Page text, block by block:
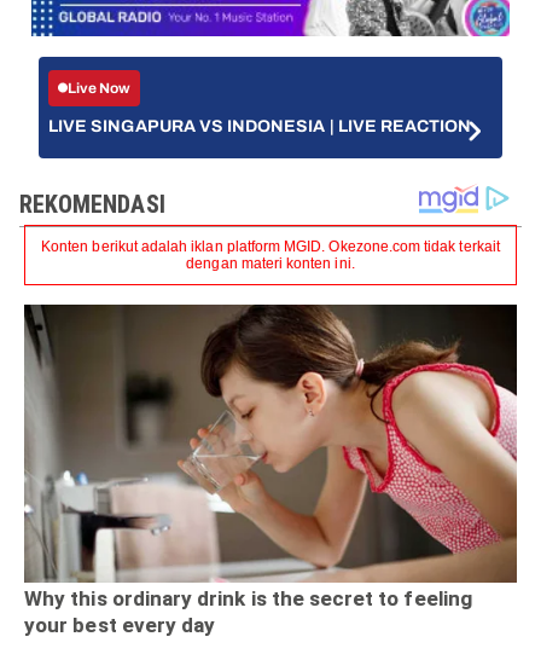
Live Now
LIVE SINGAPURA VS INDONESIA | LIVE REACTION